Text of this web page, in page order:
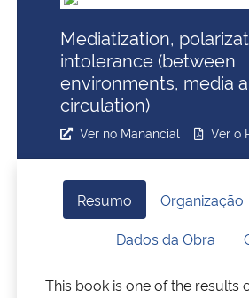
Ministério do Meio Ambiente
Ministério do Turismo
Ministério do Desenvolvimento Regional
Controladoria-Geral da União
Ministério da Mulher, da Família e dos Direitos
Secretaria-Geral
Mediatization,
intolerance (between
environments, media
circulation)
Ver no Manancial Ver o
Resumo Organização
Dados da Obra
This book is one of the results